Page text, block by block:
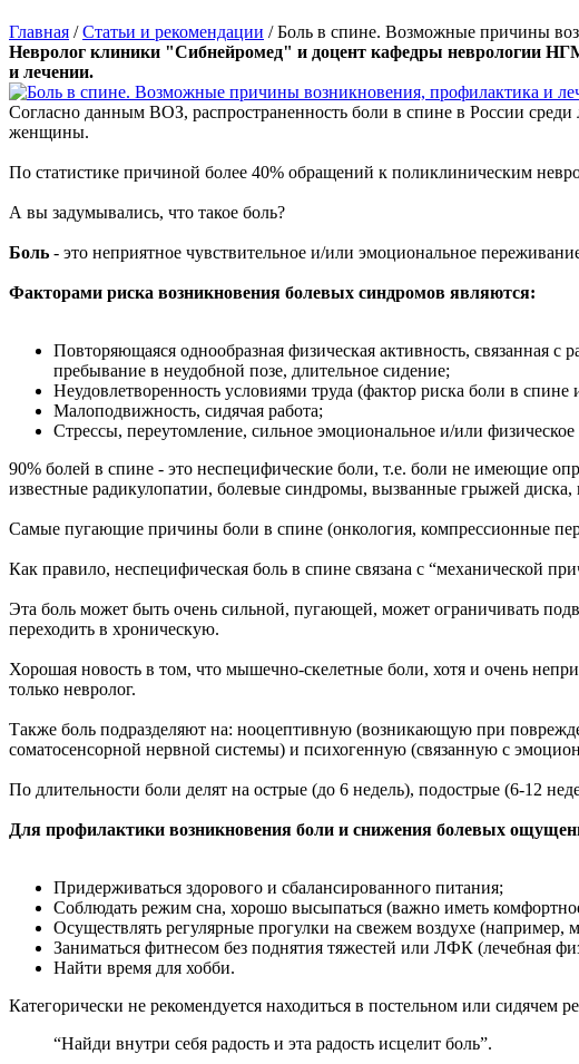
Главная /Статьи и рекомендации /Боль в спине. Возможные причины
Невролог клиники "Сибнейромед" и доцент кафедры неврологии
и лечении.
Согласно данным ВОЗ, распространенность боли в спине в России среди
женщины.
По статистике причиной более 40% обращений к поликлиническим
А вы задумывались, что такое боль?
Боль - это неприятное чувствительное и/или эмоциональное
Факторами риска возникновения болевых синдромов являются:
Повторяющаяся однообразная физическая активность, связанная с
пребывание в неудобной позе, длительное сидение;
Неудовлетворенность условиями труда (фактор риска боли в спине
Малоподвижность, сидячая работа;
Стрессы, переутомление, сильное эмоциональное и/или
90% болей в спине - это неспецифические боли, т.е. боли не имеющие
известные радикулопатии, болевые синдромы, вызванные грыжей диска,
Самые пугающие причины боли в спине (онкология, компрессионные
Как правило, неспецифическая боль в спине связана с “механической
Эта боль может быть очень сильной, пугающей, может ограничивать
переходить в хроническую.
Хорошая новость в том, что мышечно-скелетные боли, хотя и очень
только невролог.
Также боль подразделяют на: нооцептивную (возникающую при
соматосенсорной нервной системы) и психогенную (связанную с
По длительности боли делят на острые (до 6 недель), подострые (6-12
Для профилактики возникновения боли и снижения болевых
Придерживаться здорового и сбалансированного питания;
Соблюдать режим сна, хорошо высыпаться (важно иметь
Осуществлять регулярные прогулки на свежем воздухе (например,
Заниматься фитнесом без поднятия тяжестей или ЛФК (лечебная
Найти время для хобби.
Категорически не рекомендуется находиться в постельном или
“Найди внутри себя радость и эта радость исцелит боль”.